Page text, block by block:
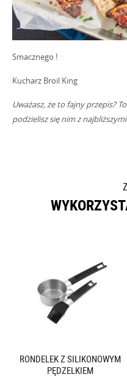
Smacznego !
Kucharz Broil King
Uważasz, że to fajny przepis?
podzielisz się nim z
RONDELEK Z SILIKONOWYM
PĘDZELKIEM